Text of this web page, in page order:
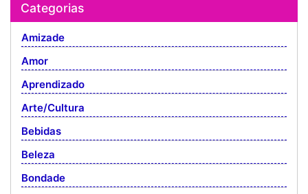
Categorias
Amizade
Amor
Aprendizado
Arte/Cultura
Bebidas
Beleza
Bondade